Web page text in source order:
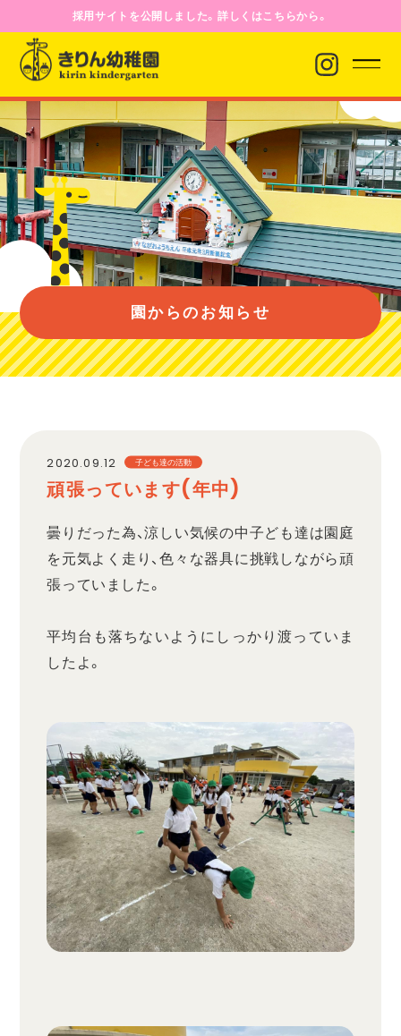
採用サイトを公開しました。詳しくはこちらから。
園からのお知らせ
園について
園のようす
バス経路
プライバシーポリシー
園からのお知らせ
2020.09.12 子ども達の活動
頑張っています(年中)
曇りだった為、涼しい気候の中子ども達は園庭
を元気よく走り、色々な器具に挑戦しながら頑
張っていました。
平均台も落ちないようにしっかり渡っていま
したよ。